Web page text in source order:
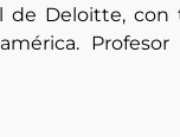
de Deloitte,